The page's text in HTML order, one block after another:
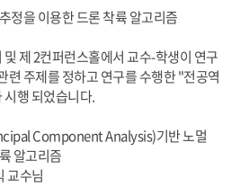
정을 이용한 드론 착륙 알고리즘
제 2컨퍼런스홀에서 교수-학생이 연구
련 주제를 정하고 연구를 수행한 "전공역
행 되었습니다.
Component Analysis)기반 노멀
알고리즘
교수님